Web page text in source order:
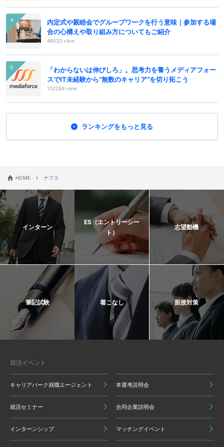
内定式や親睦会でグループワークを行う意味｜参加する場
合の心構えや取り組み方についてもご紹介
48033 view
「わからないは伸びしろ」。思考力を養うメディアフォー
スでIT未経験から“無数のキャリア”を切り拓こう
102269 view
ランキングをもっと見る
HOME › ナフコ
インターン
ES（エントリーシー
ト）
志望動機
筆記試験 着こなし 面接対策
就活イベント
キャリアパーク就職エージェント 本選考説明会
就活セミナー 合同企業説明会
インターンシップ マッチングイベント